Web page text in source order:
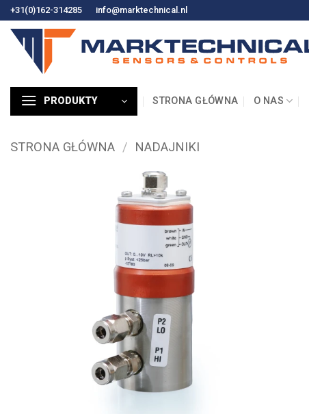
Przejdź
do
treści
+31(0)162-314285 info@marktechnical.nl
PRODUKTY STRONA GŁÓWNA O NAS
STRONA GŁÓWNA / NADAJNIKI